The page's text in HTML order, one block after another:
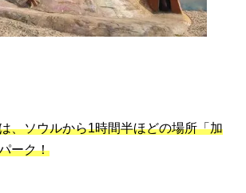
、ソウルから1時間半ほどの場所「加
ーク！